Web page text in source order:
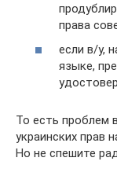
права
если в/у,
языке,
То есть проблем
украинских прав
Но не спешите